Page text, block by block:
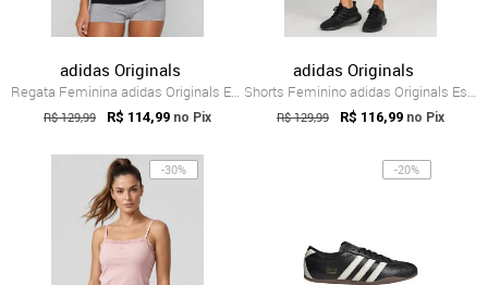
adidas Originals
Regata Feminina adidas Originals Esentials Preta
R$ 129,99 R$ 114,99 no Pix
adidas Originals
Shorts Feminino adidas Originals Essentials Preto
R$ 129,99 R$ 116,99 no Pix
-30% -20%